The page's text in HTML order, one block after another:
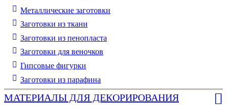
Металлические заготовки
Заготовки из ткани
Заготовки из пенопласта
Заготовки для веночков
Гипсовые фигурки
Заготовки из парафина
МАТЕРИАЛЫ ДЛЯ ДЕКОРИРОВАНИЯ